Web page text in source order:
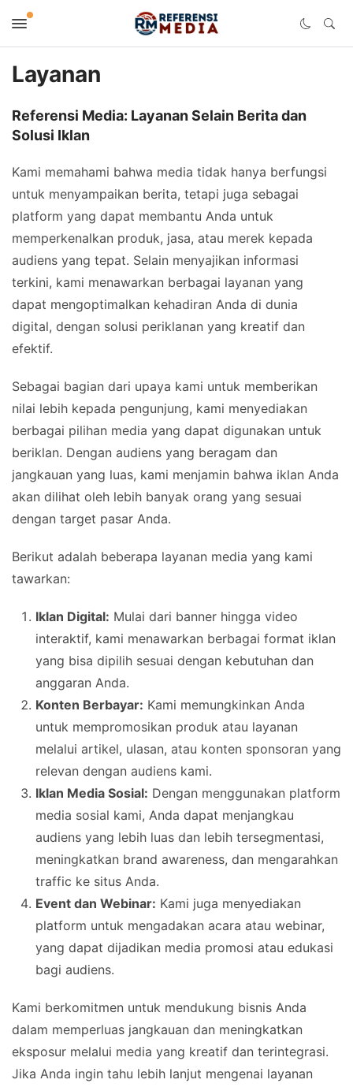
Layanan
Referensi Media: Layanan Selain Berita dan
Solusi Iklan
Kami memahami bahwa media tidak hanya berfungsi
untuk menyampaikan berita, tetapi juga sebagai
platform yang dapat membantu Anda untuk
memperkenalkan produk, jasa, atau merek kepada
audiens yang tepat. Selain menyajikan informasi
terkini, kami menawarkan berbagai layanan yang
dapat mengoptimalkan kehadiran Anda di dunia
digital, dengan solusi periklanan yang kreatif dan
efektif.
Sebagai bagian dari upaya kami untuk memberikan
nilai lebih kepada pengunjung, kami menyediakan
berbagai pilihan media yang dapat digunakan untuk
beriklan. Dengan audiens yang beragam dan
jangkauan yang luas, kami menjamin bahwa iklan Anda
akan dilihat oleh lebih banyak orang yang sesuai
dengan target pasar Anda.
Berikut adalah beberapa layanan media yang kami
tawarkan:
Iklan Digital: Mulai dari banner hingga video
interaktif, kami menawarkan berbagai format iklan
yang bisa dipilih sesuai dengan kebutuhan dan
anggaran Anda.
Konten Berbayar: Kami memungkinkan Anda
untuk mempromosikan produk atau layanan
melalui artikel, ulasan, atau konten sponsoran yang
relevan dengan audiens kami.
Iklan Media Sosial: Dengan menggunakan platform
media sosial kami, Anda dapat menjangkau
audiens yang lebih luas dan lebih tersegmentasi,
meningkatkan brand awareness, dan mengarahkan
traffic ke situs Anda.
Event dan Webinar: Kami juga menyediakan
platform untuk mengadakan acara atau webinar,
yang dapat dijadikan media promosi atau edukasi
bagi audiens.
Kami berkomitmen untuk mendukung bisnis Anda
dalam memperluas jangkauan dan meningkatkan
eksposur melalui media yang kreatif dan terintegrasi.
Jika Anda ingin tahu lebih lanjut mengenai layanan